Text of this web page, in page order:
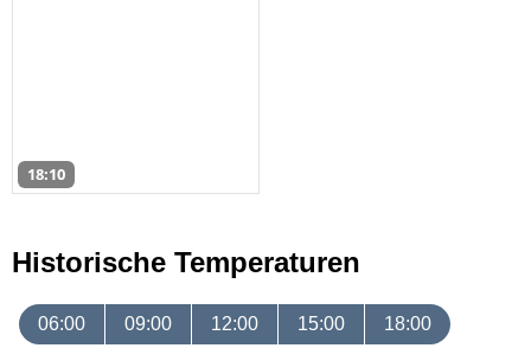
18:10
Historische Temperaturen
06:00 09:00 12:00 15:00 18:00